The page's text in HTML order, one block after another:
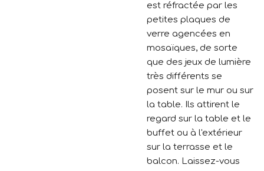
est réfractée par les
petites plaques de
verre agencées en
mosaïques, de sorte
que des jeux de lumière
très différents se
posent sur le mur ou sur
la table. Ils attirent le
regard sur la table et le
buffet ou à l'extérieur
sur la terrasse et le
balcon. Laissez-vous